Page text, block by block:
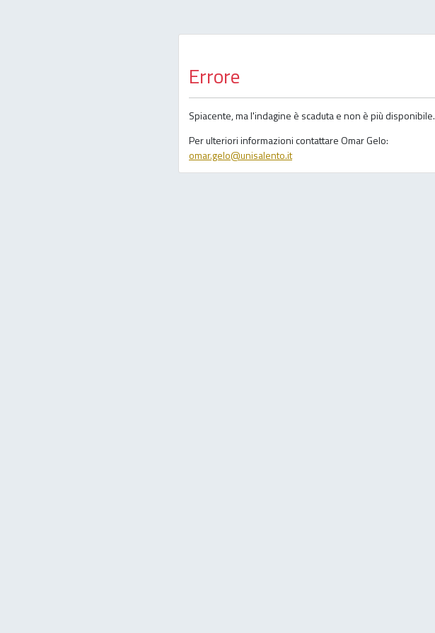
Errore
Spiacente, ma l'indagine è scaduta e non è più disponibile.
Per ulteriori informazioni contattare Omar Gelo:
omar.gelo@unisalento.it